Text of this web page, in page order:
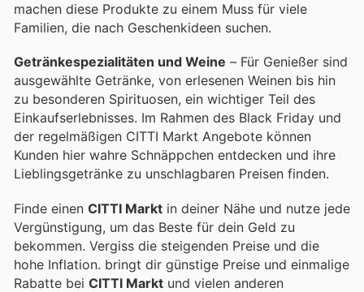
machen diese Produkte zu einem Muss für viele
Familien, die nach Geschenkideen suchen.
Getränkespezialitäten und Weine – Für Genießer sind
ausgewählte Getränke, von erlesenen Weinen bis hin
zu besonderen Spirituosen, ein wichtiger Teil des
Einkaufserlebnisses. Im Rahmen des Black Friday und
der regelmäßigen CITTI Markt Angebote können
Kunden hier wahre Schnäppchen entdecken und ihre
Lieblingsgetränke zu unschlagbaren Preisen finden.
Finde einen CITTI Markt in deiner Nähe und nutze jede
Vergünstigung, um das Beste für dein Geld zu
bekommen. Vergiss die steigenden Preise und die
hohe Inflation. bringt dir günstige Preise und einmalige
Rabatte bei CITTI Markt und vielen anderen